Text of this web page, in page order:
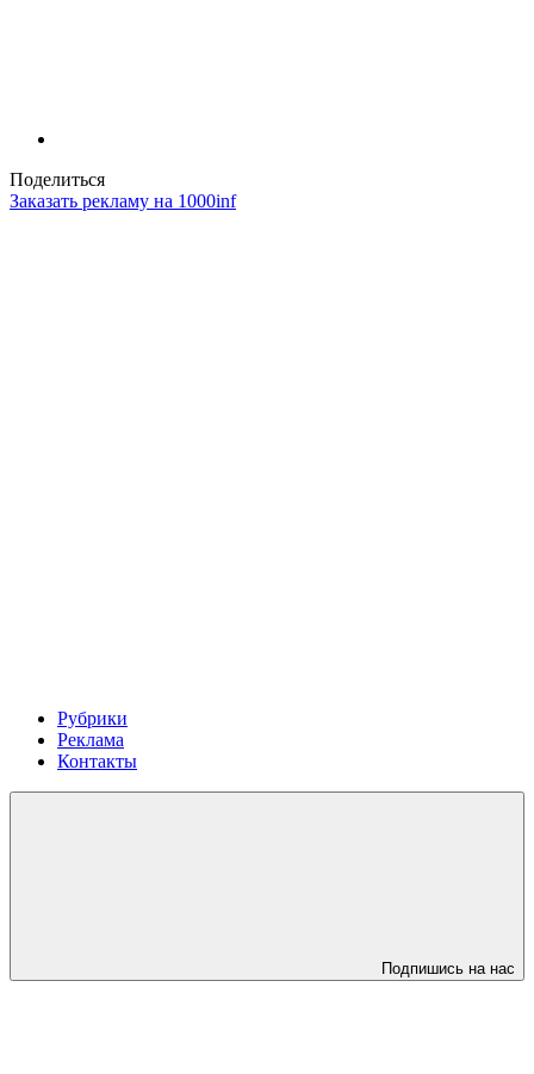
Поделиться
Заказать рекламу на 1000inf
Рубрики
Реклама
Контакты
Подпишись на нас